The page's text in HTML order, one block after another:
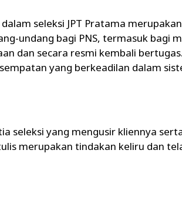
seleksi JPT Pratama
undang bagi PNS, termasuk bagi
dan secara resmi kembali
yang berkeadilan dalam
seleksi yang mengusir kliennya
merupakan tindakan keliru dan